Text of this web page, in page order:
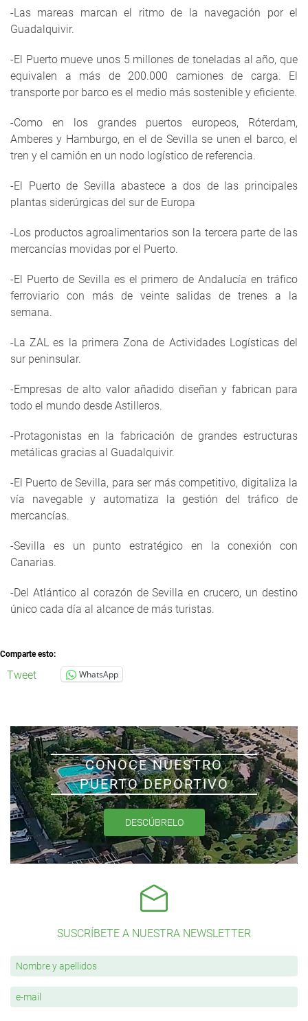
-Las mareas marcan el ritmo de la navegación por el
Guadalquivir.
-El Puerto mueve unos 5 millones de toneladas al año, que
equivalen a más de 200.000 camiones de carga. El
transporte por barco es el medio más sostenible y eficiente.
-Como en los grandes puertos europeos, Róterdam,
Amberes y Hamburgo, en el de Sevilla se unen el barco, el
tren y el camión en un nodo logístico de referencia.
-El Puerto de Sevilla abastece a dos de las principales
plantas siderúrgicas del sur de Europa
-Los productos agroalimentarios son la tercera parte de las
mercancías movidas por el Puerto.
-El Puerto de Sevilla es el primero de Andalucía en tráfico
ferroviario con más de veinte salidas de trenes a la
semana.
-La ZAL es la primera Zona de Actividades Logísticas del
sur peninsular.
-Empresas de alto valor añadido diseñan y fabrican para
todo el mundo desde Astilleros.
-Protagonistas en la fabricación de grandes estructuras
metálicas gracias al Guadalquivir.
-El Puerto de Sevilla, para ser más competitivo, digitaliza la
vía navegable y automatiza la gestión del tráfico de
mercancías.
-Sevilla es un punto estratégico en la conexión con
Canarias.
-Del Atlántico al corazón de Sevilla en crucero, un destino
único cada día al alcance de más turistas.
Comparte esto:
Tweet WhatsApp
CONOCE NUESTRO
PUERTO DEPORTIVO
DESCÚBRELO
SUSCRÍBETE A NUESTRA NEWSLETTER